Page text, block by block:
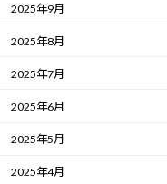
2025年9月
2025年8月
2025年7月
2025年6月
2025年5月
2025年4月